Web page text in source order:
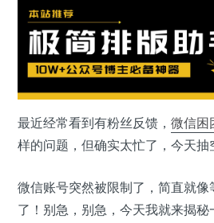
最近经常看到有粉丝反馈， 微信困
样的问题，但确实太忙了，今天抽
微信账号突然被限制了，简直就
了！别急，别急，今天我就来揭